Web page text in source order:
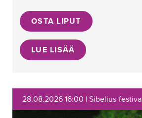
OSTA LIPUT
LUE LISÄÄ
28.08.2026 16:00 | Sibelius-